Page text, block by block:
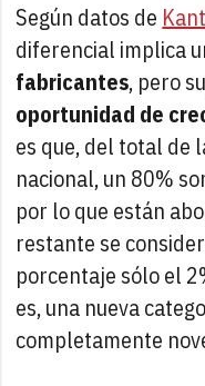
Según datos de
diferencial implica
fabricantes, pero
oportunidad de
es que, del total de
nacional, un 80%
por lo que están
restante se
porcentaje sólo el
es, una nueva
completamente